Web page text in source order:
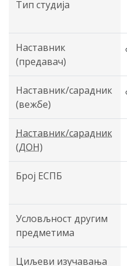
Тип студија
Наставник
(предавач)
Наставник/сарадник
(вежбе)
Наставник/сарадник
(ДОН)
Број ЕСПБ
Условљност другим
предметима
Циљеви изучавања